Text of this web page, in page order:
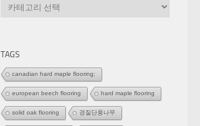
카
TAGS
canadian hard maple flooring;
european beech flooring hard maple flooring
solid oak flooring 경질단풍나무